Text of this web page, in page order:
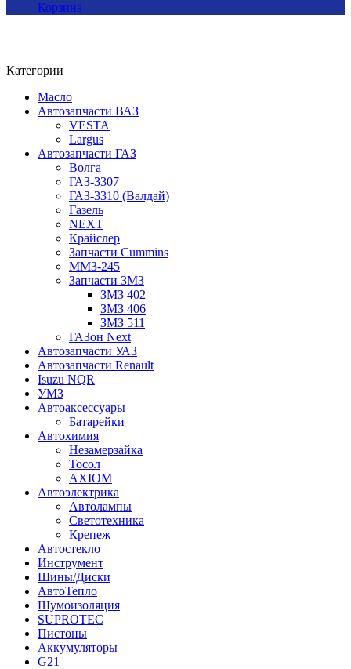
Корзина
Категории
Масло
Автозапчасти ВАЗ
VESTA
Largus
Автозапчасти ГАЗ
Волга
ГАЗ-3307
ГАЗ-3310 (Валдай)
Газель
NEXT
Крайслер
Запчасти Cummins
ММЗ-245
Запчасти ЗМЗ
ЗМЗ 402
ЗМЗ 406
ЗМЗ 511
ГАЗон Next
Автозапчасти УАЗ
Автозапчасти Renault
Isuzu NQR
УМЗ
Автоаксессуары
Батарейки
Автохимия
Незамерзайка
Тосол
AXIOM
Автоэлектрика
Автолампы
Светотехника
Крепеж
Автостекло
Инструмент
Шины/Диски
АвтоТепло
Шумоизоляция
SUPROTEC
Пистоны
Аккумуляторы
G21